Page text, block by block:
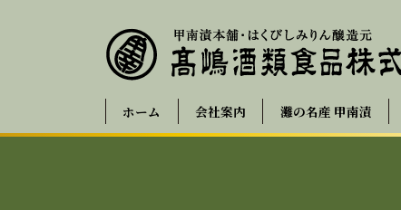
ホーム 会社案内 灘の名産 甲南漬